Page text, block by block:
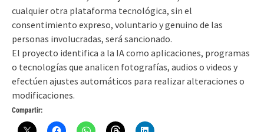
cualquier otra plataforma tecnológica, sin el
consentimiento expreso, voluntario y genuino de las
personas involucradas, será sancionado.
El proyecto identifica a la IA como aplicaciones, programas
o tecnologías que analicen fotografías, audios o videos y
efectúen ajustes automáticos para realizar alteraciones o
modificaciones.
Compartir: